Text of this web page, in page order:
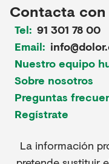
Contacta
Tel: 91 301 78 00
Email:
Nuestro equipo
Sobre nosotros
Preguntas
Regístrate
La información